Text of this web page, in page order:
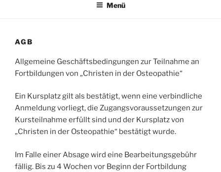
Menü
AGB
Allgemeine Geschäftsbedingungen zur Teilnahme an
Fortbildungen von „Christen in der Osteopathie“
Ein Kursplatz gilt als bestätigt, wenn eine verbindliche
Anmeldung vorliegt, die Zugangsvoraussetzungen zur
Kursteilnahme erfüllt sind und der Kursplatz von
„Christen in der Osteopathie“ bestätigt wurde.
Im Falle einer Absage wird eine Bearbeitungsgebühr
fällig. Bis zu 4 Wochen vor Beginn der Fortbildung